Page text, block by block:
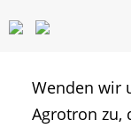
Wenden wir
Agrotron zu,